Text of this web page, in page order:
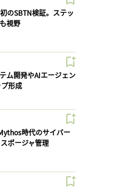
のSBTN検証。ステッ
視野
ム開発やAIエージェン
形成
時代のサイバー
ポージャ管理